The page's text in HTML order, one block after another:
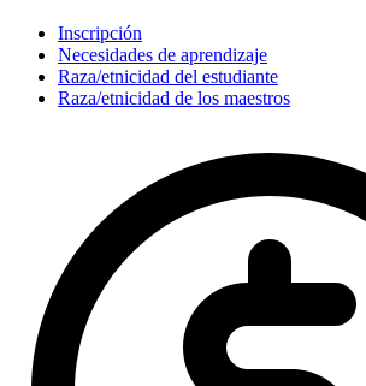
Inscripción
Necesidades de aprendizaje
Raza/etnicidad del estudiante
Raza/etnicidad de los maestros